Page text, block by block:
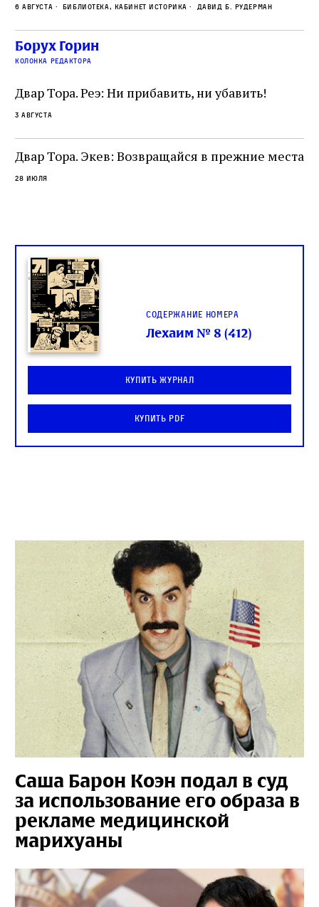
сварливый венецианский талмудист имел
какое‑то отношение к научной деятельности.
На протяжении почти шестидесяти лет,
вплоть до своей кончины, Луццатто был
6 августа Библиотека, кабинет историка Давид Б. Рудерман
Борух Горин
колонка редактора
Двар Тора. Реэ: Ни прибавить, ни убавить!
3 августа
Двар Тора. Экев: Возвращайся в прежние места
28 июля
Содержание номера
Лехаим № 8 (412)
Купить журнал
Купить PDF
Саша Барон Коэн подал в суд
за использование его образа в
рекламе медицинской
марихуаны